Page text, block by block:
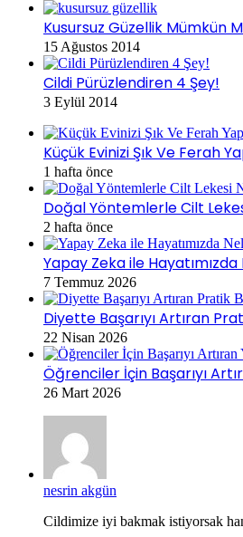
Kusursuz Güzellik Mümkün
15 Ağustos 2014
Cildi Pürüzlendiren 4 Şey!
3 Eylül 2014
Küçük Evinizi Şık Ve Ferah
1 hafta önce
Doğal Yöntemlerle Cilt
2 hafta önce
Yapay Zeka ile
7 Temmuz 2026
Diyette Başarıyı Artıran
22 Nisan 2026
Öğrenciler İçin Başarıyı
26 Mart 2026
nesrin akgün
Cildimize iyi bakmak istiyorsak